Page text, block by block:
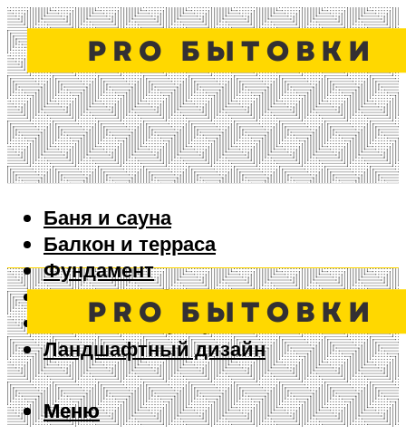
Баня и сауна
Балкон и терраса
Фундамент
Ворота и забор
Дизайн интерьера
Ландшафтный дизайн
Меню
Меню